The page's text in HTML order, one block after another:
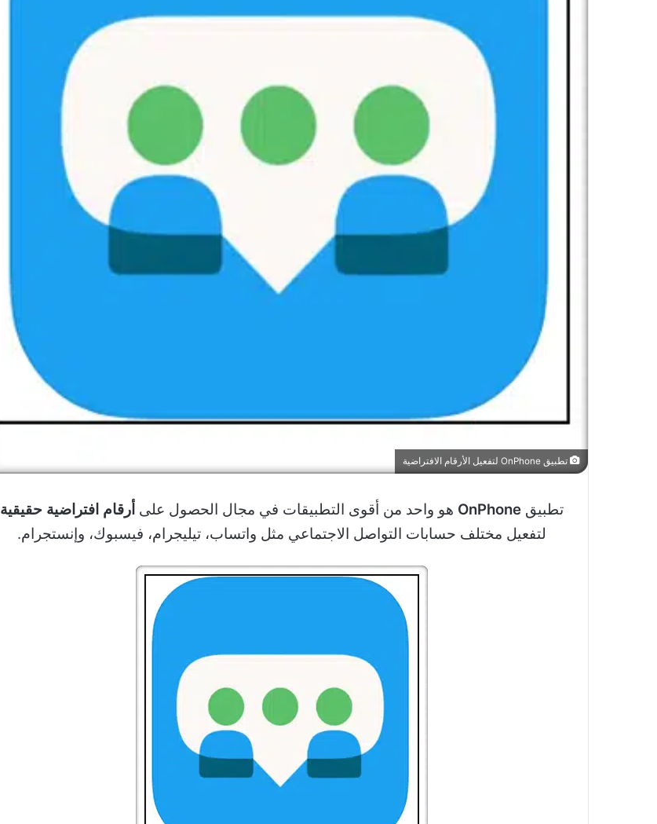
تطبيق OnPhone لتفعيل الأرقام الافتراضية
تطبيق OnPhone هو واحد من أقوى التطبيقات في مجال الحصول على أرقام افتراضية حقيقية
لتفعيل مختلف حسابات التواصل الاجتماعي مثل واتساب، تيليجرام، فيسبوك، وإنستجرام.